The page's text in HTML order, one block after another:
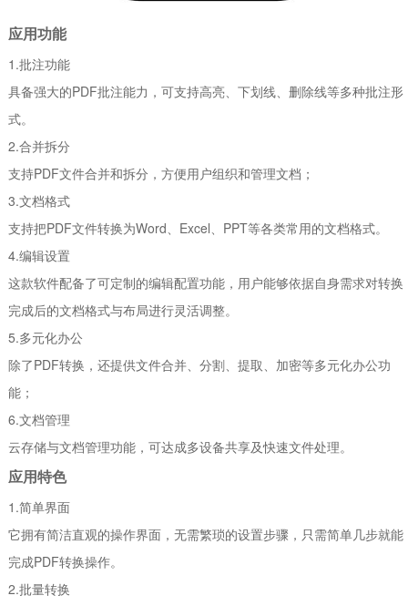
应用功能
1.批注功能
具备强大的PDF批注能力，可支持高亮、下划线、删除线等多种批注形
式。
2.合并拆分
支持PDF文件合并和拆分，方便用户组织和管理文档；
3.文档格式
支持把PDF文件转换为Word、Excel、PPT等各类常用的文档格式。
4.编辑设置
这款软件配备了可定制的编辑配置功能，用户能够依据自身需求对转换
完成后的文档格式与布局进行灵活调整。
5.多元化办公
除了PDF转换，还提供文件合并、分割、提取、加密等多元化办公功
能；
6.文档管理
云存储与文档管理功能，可达成多设备共享及快速文件处理。
应用特色
1.简单界面
它拥有简洁直观的操作界面，无需繁琐的设置步骤，只需简单几步就能
完成PDF转换操作。
2.批量转换